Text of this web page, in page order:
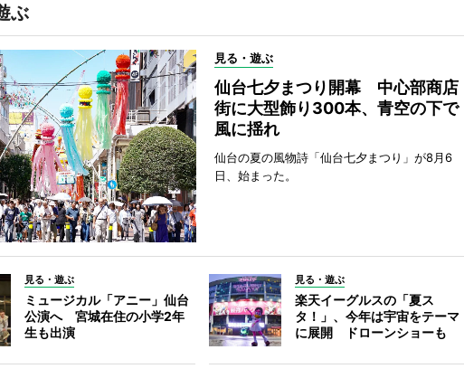
ぶ
見る・遊ぶ
仙台七夕まつり開幕 中心部商店
街に大型飾り300本、青空の下で
風に揺れ
仙台の夏の風物詩「仙台七夕まつり」が8月6
日、始まった。
見る・遊ぶ
ミュージカル「アニー」仙台
公演へ 宮城在住の小学2年
生も出演
見る・遊ぶ
楽天イーグルスの「夏ス
タ！」、今年は宇宙をテーマ
に展開 ドローンショーも